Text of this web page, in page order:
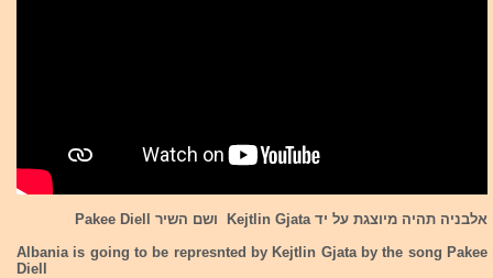
אלבניה תהיה מיוצגת על יד Kejtlin Gjata ושם השיר Pakee Diell
Albania is going to be represnted by Kejtlin Gjata by the song Pakee
Diell